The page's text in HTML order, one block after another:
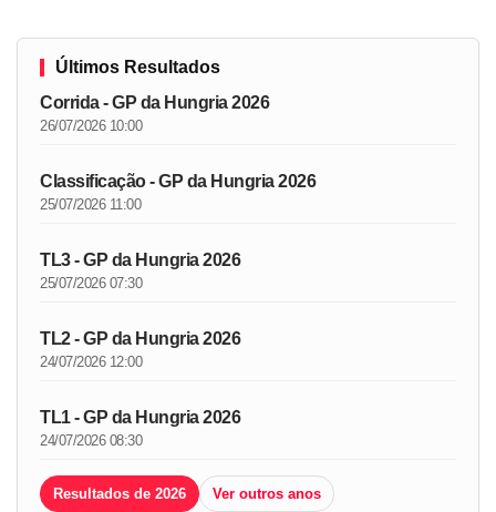
Últimos Resultados
Corrida - GP da Hungria 2026
26/07/2026 10:00
Classificação - GP da Hungria 2026
25/07/2026 11:00
TL3 - GP da Hungria 2026
25/07/2026 07:30
TL2 - GP da Hungria 2026
24/07/2026 12:00
TL1 - GP da Hungria 2026
24/07/2026 08:30
Resultados de 2026 Ver outros anos